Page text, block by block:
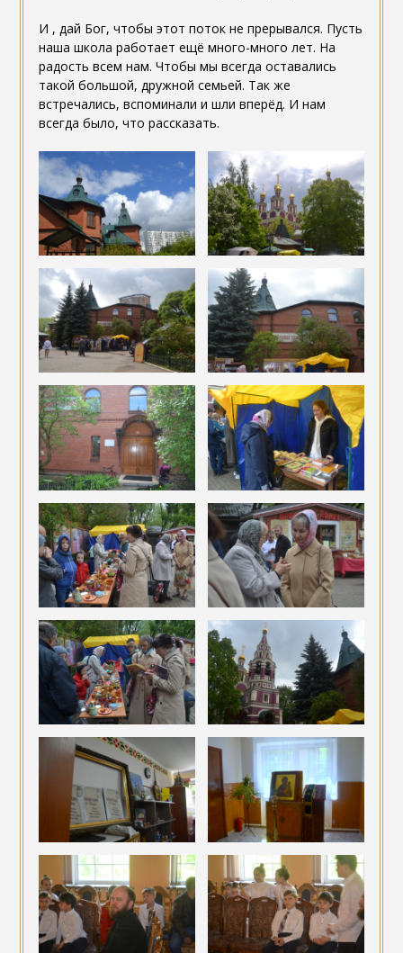
И , дай Бог, чтобы этот поток не прерывался. Пусть
наша школа работает ещё много-много лет. На
радость всем нам. Чтобы мы всегда оставались
такой большой, дружной семьей. Так же
встречались, вспоминали и шли вперёд. И нам
всегда было, что рассказать.